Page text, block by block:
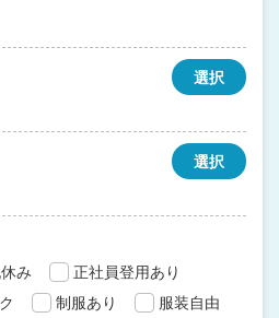
選択
選択
み
正社員登用あり
制服あり
服装自由